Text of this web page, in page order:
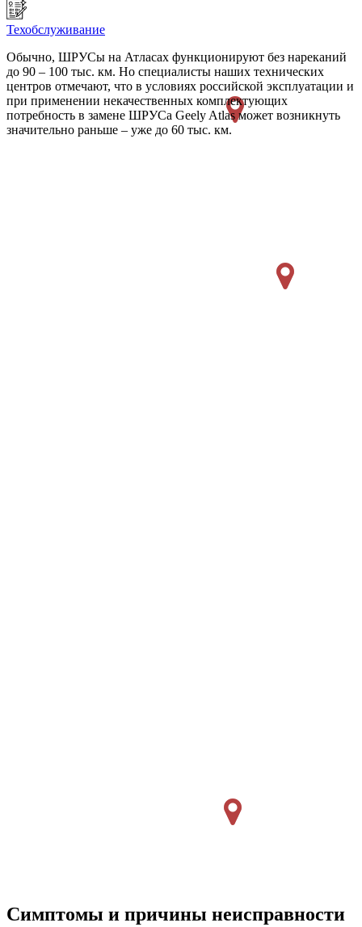
Техобслуживание
Обычно, ШРУСы на Атласах функционируют без нареканий
до 90 – 100 тыс. км. Но специалисты наших технических
центров отмечают, что в условиях российской эксплуатации и
при применении некачественных комплектующих
потребность в замене ШРУСа Geely Atlas может возникнуть
значительно раньше – уже до 60 тыс. км.
Симптомы и причины неисправности